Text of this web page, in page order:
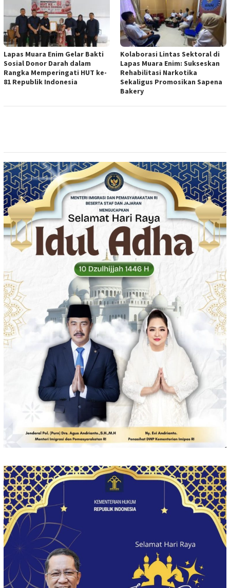
Lapas Muara Enim Gelar Bakti
Sosial Donor Darah dalam
Rangka Memperingati HUT ke-
81 Republik Indonesia
Kolaborasi Lintas Sektoral di
Lapas Muara Enim: Sukseskan
Rehabilitasi Narkotika
Sekaligus Promosikan Sapena
Bakery